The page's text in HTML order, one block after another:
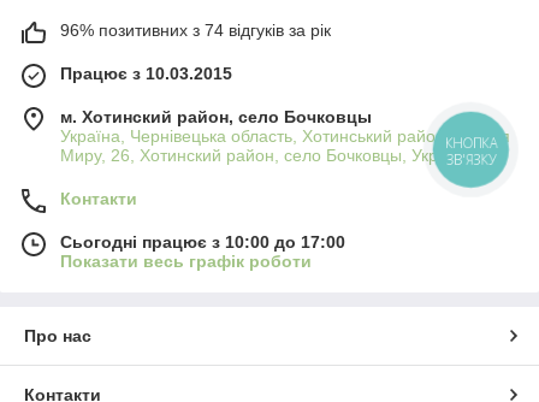
96% позитивних з 74 відгуків за рік
Працює з 10.03.2015
м. Хотинский район, село Бочковцы
Україна, Чернівецька область, Хотинський район, вулиця
Миру, 26, Хотинский район, село Бочковцы, Україна
Контакти
Сьогодні працює з 10:00 до 17:00
Показати весь графік роботи
Про нас
Контакти
КНОПКА
ЗВ'ЯЗКУ